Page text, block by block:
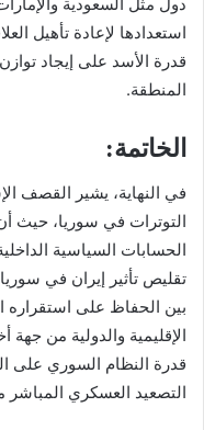
استعدادها لإعادة تأهيل
قدرة الأسد على إيجاد
المنطقة.
الخاتمة:
في النهاية، يشير القصف
التوترات في سوريا، حيث
الحسابات السياسية
تقليص تأثير إيران في
بين الحفاظ على
الإقليمية والدولية من
قدرة النظام السوري على
التصعيد العسكري